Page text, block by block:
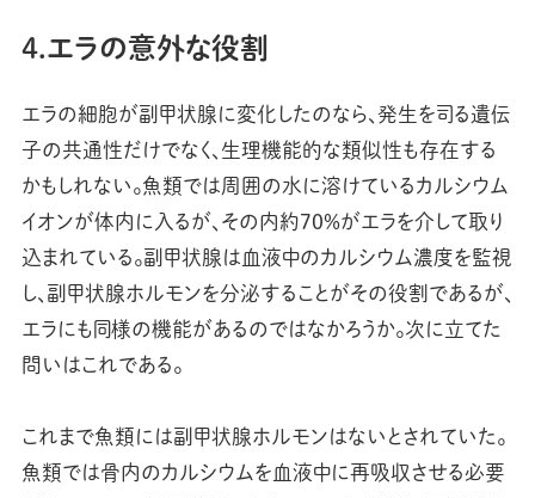
4.エラの意外な役割
エラの細胞が副甲状腺に変化したのなら、発生を司る遺伝
子の共通性だけでなく、生理機能的な類似性も存在する
かもしれない。魚類では周囲の水に溶けているカルシウム
イオンが体内に入るが、その内約70％がエラを介して取り
込まれている。副甲状腺は血液中のカルシウム濃度を監視
し、副甲状腺ホルモンを分泌することがその役割であるが、
エラにも同様の機能があるのではなかろうか。次に立てた
問いはこれである。
これまで魚類には副甲状腺ホルモンはないとされていた。
魚類では骨内のカルシウムを血液中に再吸収させる必要